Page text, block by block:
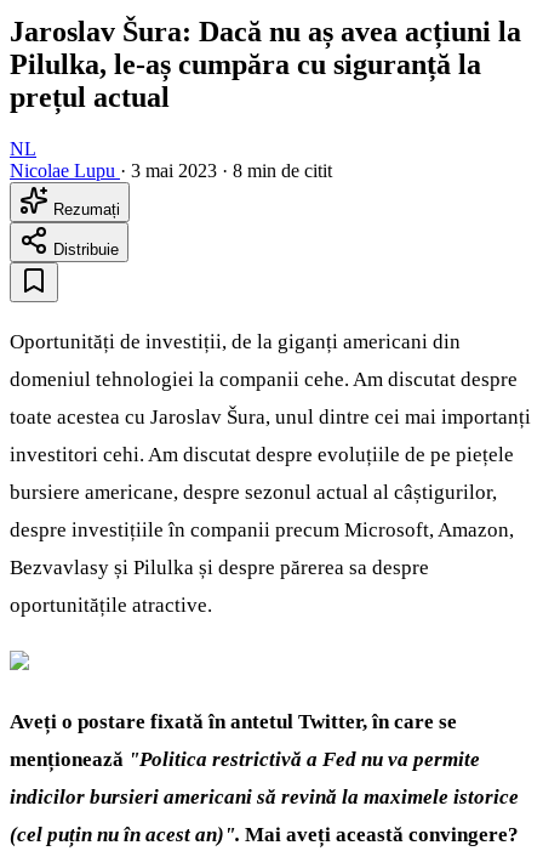
Jaroslav Šura: Dacă nu aș avea acțiuni la
Pilulka, le-aș cumpăra cu siguranță la
prețul actual
NL
Nicolae Lupu · 3 mai 2023 · 8 min de citit
Rezumați
Distribuie
Oportunități de investiții, de la giganți americani din
domeniul tehnologiei la companii cehe. Am discutat despre
toate acestea cu Jaroslav Šura, unul dintre cei mai importanți
investitori cehi. Am discutat despre evoluțiile de pe piețele
bursiere americane, despre sezonul actual al câștigurilor,
despre investițiile în companii precum Microsoft, Amazon,
Bezvavlasy și Pilulka și despre părerea sa despre
oportunitățile atractive.
Aveți o postare fixată în antetul Twitter, în care se
menționează "Politica restrictivă a Fed nu va permite
indicilor bursieri americani să revină la maximele istorice
(cel puțin nu în acest an)". Mai aveți această convingere?